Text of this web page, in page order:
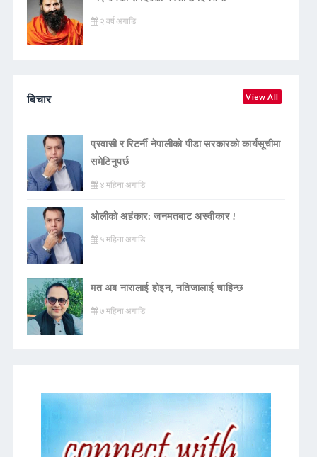
२ वर्ष अगाडि
बिचार View All
प्रवासी र रिटर्नी नेपालीको पीडा सरकारको कार्यसूचीमा
समेटिनुपर्छ
४ महिना अगाडि
ओलीको अहंकार: जनमतबाट अस्वीकार !
५ महिना अगाडि
मत अब नारालाई होइन, नतिजालाई चाहिन्छ
७ महिना अगाडि